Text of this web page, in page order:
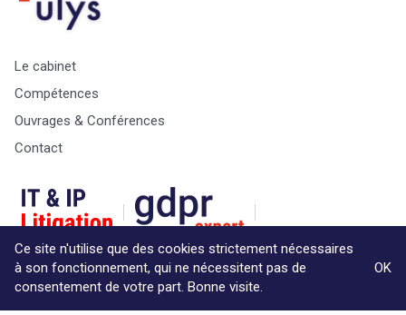
Le cabinet
Compétences
Ouvrages & Conférences
Contact
Ce site n'utilise que des cookies strictement nécessaires
à son fonctionnement, qui ne nécessitent pas de
consentement de votre part. Bonne visite.
OK